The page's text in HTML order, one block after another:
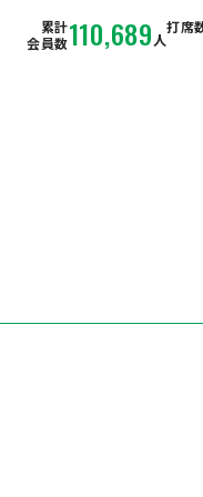
累計
会員数110,689 人
打席